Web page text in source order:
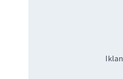
Iklan